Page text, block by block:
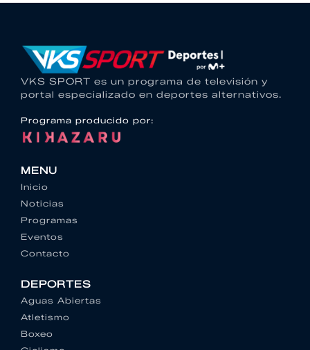
VKS SPORT es un programa de televisión y
portal especializado en deportes alternativos.
Programa producido por:
MENU
Inicio
Noticias
Programas
Eventos
Contacto
DEPORTES
Aguas Abiertas
Atletismo
Boxeo